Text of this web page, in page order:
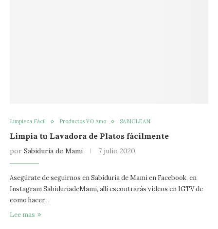
Limpieza Fácil Productos YO Amo SABICLEAN
Limpia tu Lavadora de Platos fácilmente
por Sabiduria de Mami 7 julio 2020
Asegúrate de seguirnos en Sabiduría de Mami en Facebook, en
Instagram SabiduríadeMami, allí escontrarás videos en IGTV de
como hacer…
Lee mas